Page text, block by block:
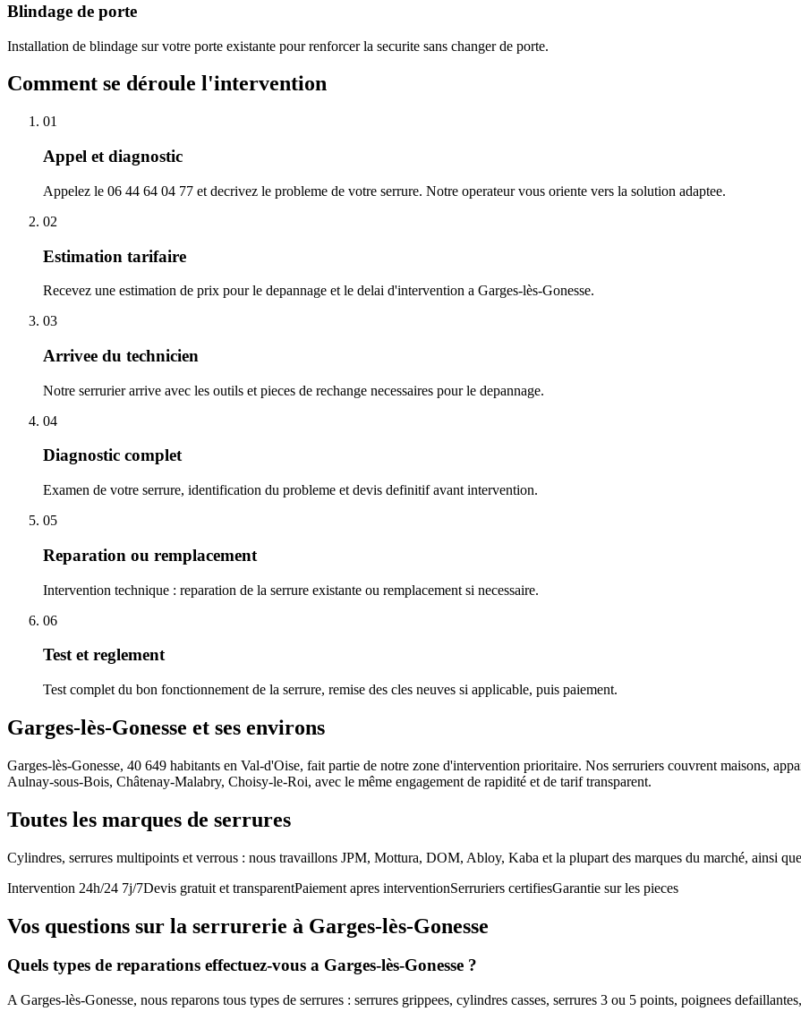
Blindage de porte
Installation de blindage sur votre porte existante pour renforcer la securite sans changer de porte.
Comment se déroule l'intervention
01
Appel et diagnostic
Appelez le 06 44 64 04 77 et decrivez le probleme de votre serrure. Notre operateur vous oriente vers la solution adaptee.
02
Estimation tarifaire
Recevez une estimation de prix pour le depannage et le delai d'intervention a Garges-lès-Gonesse.
03
Arrivee du technicien
Notre serrurier arrive avec les outils et pieces de rechange necessaires pour le depannage.
04
Diagnostic complet
Examen de votre serrure, identification du probleme et devis definitif avant intervention.
05
Reparation ou remplacement
Intervention technique : reparation de la serrure existante ou remplacement si necessaire.
06
Test et reglement
Test complet du bon fonctionnement de la serrure, remise des cles neuves si applicable, puis paiement.
Garges-lès-Gonesse et ses environs
Garges-lès-Gonesse, 40 649 habitants en Val-d'Oise, fait partie de notre zone d'intervention prioritaire. Nos serruriers couvrent maisons,
Aulnay-sous-Bois, Châtenay-Malabry, Choisy-le-Roi, avec le même engagement de rapidité et de tarif transparent.
Toutes les marques de serrures
Cylindres, serrures multipoints et verrous : nous travaillons JPM, Mottura, DOM, Abloy, Kaba et la plupart des marques du marché, ainsi
Intervention 24h/24 7j/7Devis gratuit et transparentPaiement apres interventionSerruriers certifiesGarantie sur les pieces
Vos questions sur la serrurerie à Garges-lès-Gonesse
Quels types de reparations effectuez-vous a Garges-lès-Gonesse ?
A Garges-lès-Gonesse, nous reparons tous types de serrures : serrures grippees, cylindres casses, serrures 3 ou 5 points, poignees